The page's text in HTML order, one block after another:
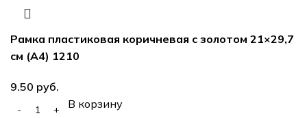
Рамка пластиковая коричневая с золотом 21×29,7
см (А4) 1210
руб.
В корзину